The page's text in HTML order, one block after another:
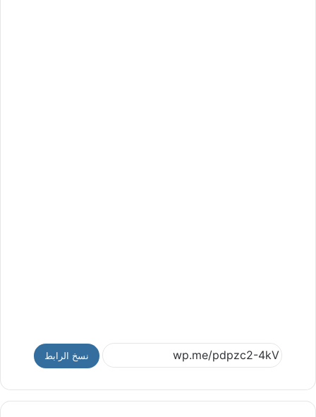
نسخ الرابط